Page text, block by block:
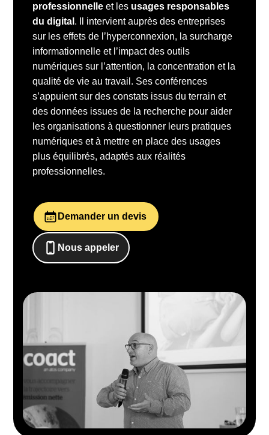
professionnelle et les usages responsables
du digital . Il intervient auprès des entreprises
sur les effets de l’hyperconnexion, la surcharge
informationnelle et l’impact des outils
numériques sur l’attention, la concentration et la
qualité de vie au travail. Ses conférences
s’appuient sur des constats issus du terrain et
des données issues de la recherche pour aider
les organisations à questionner leurs pratiques
numériques et à mettre en place des usages
plus équilibrés, adaptés aux réalités
professionnelles.
Demander un devis
Nous appeler
0652698481